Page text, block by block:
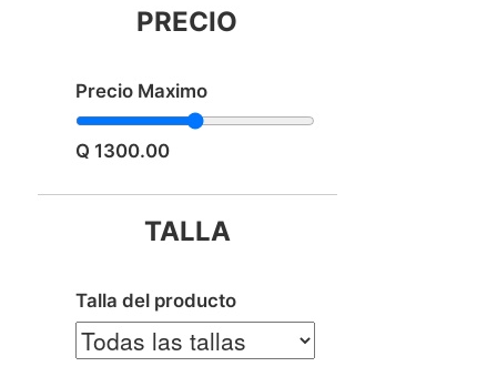
PRECIO
Precio Maximo
Q 1300.00
TALLA
Talla del producto